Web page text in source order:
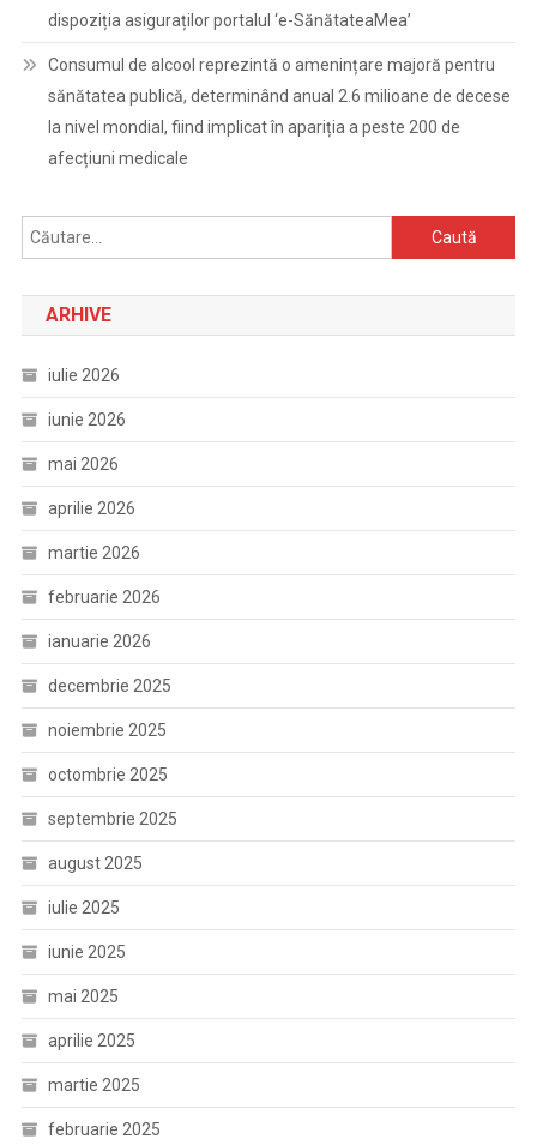
dispoziția asiguraților portalul ‘e-SănătateaMea’
Consumul de alcool reprezintă o amenințare majoră pentru
sănătatea publică, determinând anual 2.6 milioane de decese
la nivel mondial, fiind implicat în apariția a peste 200 de
afecțiuni medicale
Caută
după:
ARHIVE
iulie 2026
iunie 2026
mai 2026
aprilie 2026
martie 2026
februarie 2026
ianuarie 2026
decembrie 2025
noiembrie 2025
octombrie 2025
septembrie 2025
august 2025
iulie 2025
iunie 2025
mai 2025
aprilie 2025
martie 2025
februarie 2025